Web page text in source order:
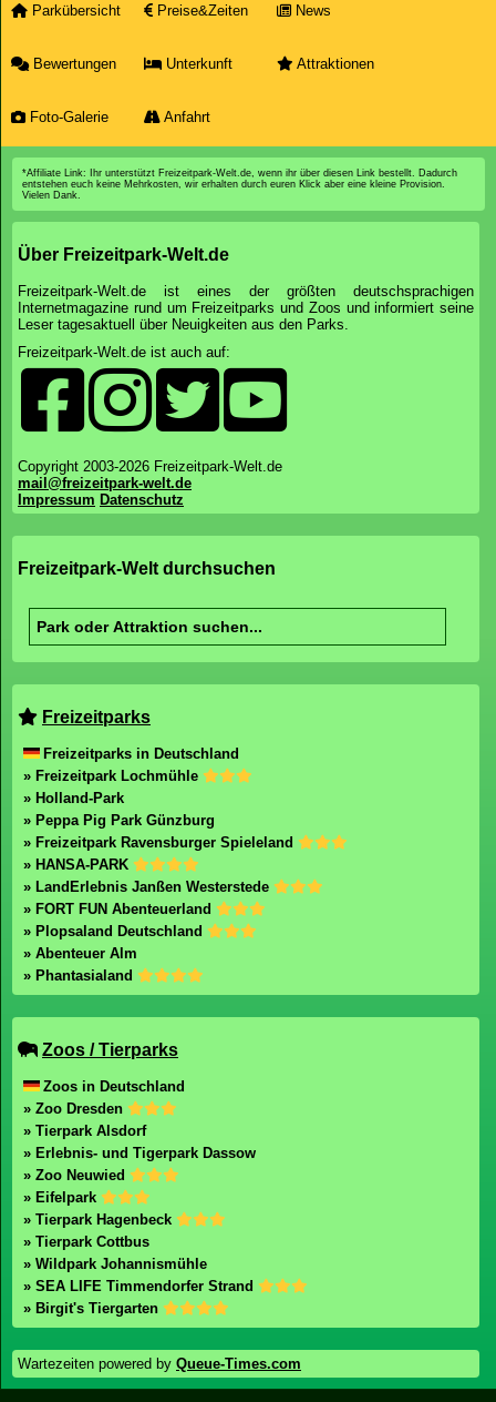
Parkübersicht Preise&Zeiten News
Bewertungen Unterkunft Attraktionen
Foto-Galerie Anfahrt
*Affiliate Link: Ihr unterstützt Freizeitpark-Welt.de, wenn ihr über diesen Link bestellt. Dadurch
entstehen euch keine Mehrkosten, wir erhalten durch euren Klick aber eine kleine Provision.
Vielen Dank.
Über Freizeitpark-Welt.de
Freizeitpark-Welt.de ist eines der größten deutschsprachigen
Internetmagazine rund um Freizeitparks und Zoos und informiert seine
Leser tagesaktuell über Neuigkeiten aus den Parks.
Freizeitpark-Welt.de ist auch auf:
Copyright 2003-2026 Freizeitpark-Welt.de
mail@freizeitpark-welt.de
Impressum Datenschutz
Freizeitpark-Welt durchsuchen
Freizeitparks
Freizeitparks in Deutschland
» Freizeitpark Lochmühle
» Holland-Park
» Peppa Pig Park Günzburg
» Freizeitpark Ravensburger Spieleland
» HANSA-PARK
» LandErlebnis Janßen Westerstede
» FORT FUN Abenteuerland
» Plopsaland Deutschland
» Abenteuer Alm
» Phantasialand
Zoos / Tierparks
Zoos in Deutschland
» Zoo Dresden
» Tierpark Alsdorf
» Erlebnis- und Tigerpark Dassow
» Zoo Neuwied
» Eifelpark
» Tierpark Hagenbeck
» Tierpark Cottbus
» Wildpark Johannismühle
» SEA LIFE Timmendorfer Strand
» Birgit's Tiergarten
Wartezeiten powered by Queue-Times.com